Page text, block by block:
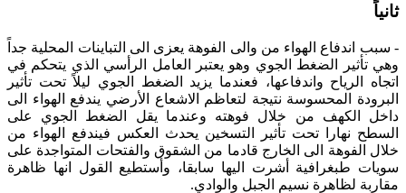
ثانياً
- سبب اندفاع الهواء من والى الفوهة يعزى الى التباينات المحلية جداً
وهي تأثير الضغط الجوي وهو يعتبر العامل الرأسي الذي يتحكم في
اتجاه الرياح واندفاعها، فعندما يزيد الضغط الجوي ليلاً تحت تأثير
البرودة المحسوسة نتيجة لتعاظم الاشعاع الأرضي يندفع الهواء الى
داخل الكهف من خلال فوهته وعندما يقل الضغط الجوي على
السطح نهارا تحت تأثير التسخين يحدث العكس فيندفع الهواء من
خلال الفوهة الى الخارج قادما من الشقوق والفتحات المتواجدة على
سويات طبغرافية أشرت اليها سابقا، وأستطيع القول انها ظاهرة
مقاربة لظاهرة نسيم الجبل والوادي.